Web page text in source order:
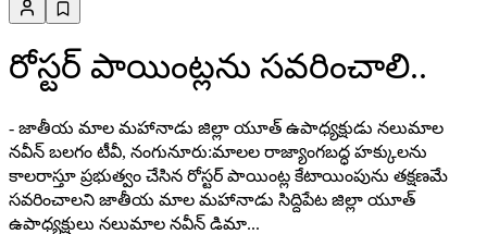
రోస్టర్ పాయింట్లను సవరించాలి..
- జాతీయ మాల మహానాడు జిల్లా యూత్ ఉపాధ్యక్షుడు నలుమాల
నవీన్ బలగం టీవీ, నంగునూరు:మాలల రాజ్యాంగబద్ధ హక్కులను
కాలరాస్తూ ప్రభుత్వం చేసిన రోస్టర్ పాయింట్ల కేటాయింపును తక్షణమే
సవరించాలని జాతీయ మాల మహానాడు సిద్దిపేట జిల్లా యూత్
ఉపాధ్యక్షులు నలుమాల నవీన్ డిమా...